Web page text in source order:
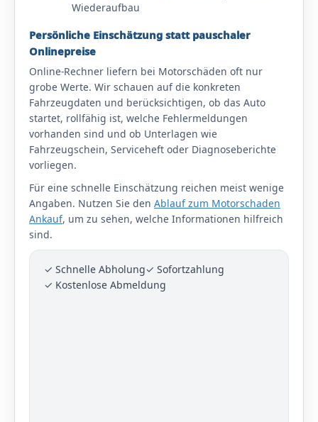
Wiederaufbau
Persönliche Einschätzung statt pauschaler
Onlinepreise
Online-Rechner liefern bei Motorschäden oft nur
grobe Werte. Wir schauen auf die konkreten
Fahrzeugdaten und berücksichtigen, ob das Auto
startet, rollfähig ist, welche Fehlermeldungen
vorhanden sind und ob Unterlagen wie
Fahrzeugschein, Serviceheft oder Diagnoseberichte
vorliegen.
Für eine schnelle Einschätzung reichen meist wenige
Angaben. Nutzen Sie den Ablauf zum Motorschaden
Ankauf, um zu sehen, welche Informationen hilfreich
sind.
✓ Schnelle Abholung✓ Sofortzahlung
✓ Kostenlose Abmeldung